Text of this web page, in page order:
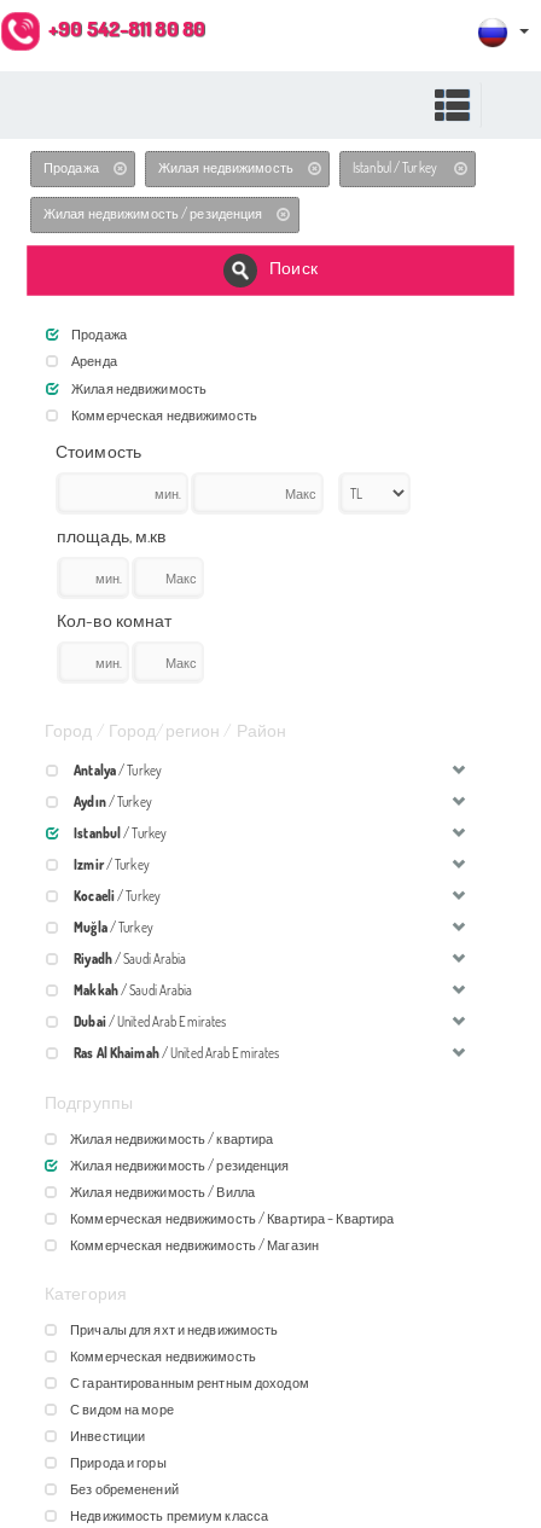
+90 542-811 80 80
Продажа Жилая недвижимость Istanbul / Turkey
Жилая недвижимость / резиденция
Поиск
Продажа
Аренда
Жилая недвижимость
Коммерческая недвижимость
Стоимость
площадь, м.кв
Кол-во комнат
Город / Город/регион / Район
Antalya/ Turkey
Aydın/ Turkey
Istanbul / Turkey
Izmir/ Turkey
Kocaeli/ Turkey
Muğla/ Turkey
Riyadh/ Saudi Arabia
Makkah/ Saudi Arabia
Dubai/ United Arab Emirates
Ras Al Khaimah/ United Arab Emirates
Подгруппы
Жилая недвижимость / квартира
Жилая недвижимость / резиденция
Жилая недвижимость / Вилла
Коммерческая недвижимость / Квартира – Квартира
Коммерческая недвижимость / Магазин
Категория
Причалы для яхт и недвижимость
Коммерческая недвижимость
С гарантированным рентным доходом
С видом на море
Инвестиции
Природа и горы
Без обременений
Недвижимость премиум класса